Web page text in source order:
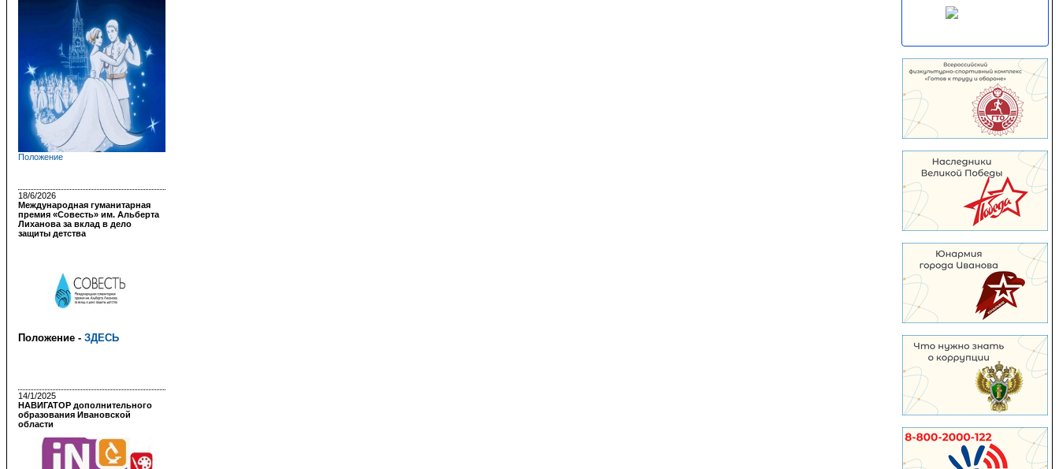
Положение
18/6/2026
Международная гуманитарная
премия «Совесть» им. Альберта
Лиханова за вклад в дело
защиты детства
Положение - ЗДЕСЬ
14/1/2025
НАВИГАТОР дополнительного
образования Ивановской
области